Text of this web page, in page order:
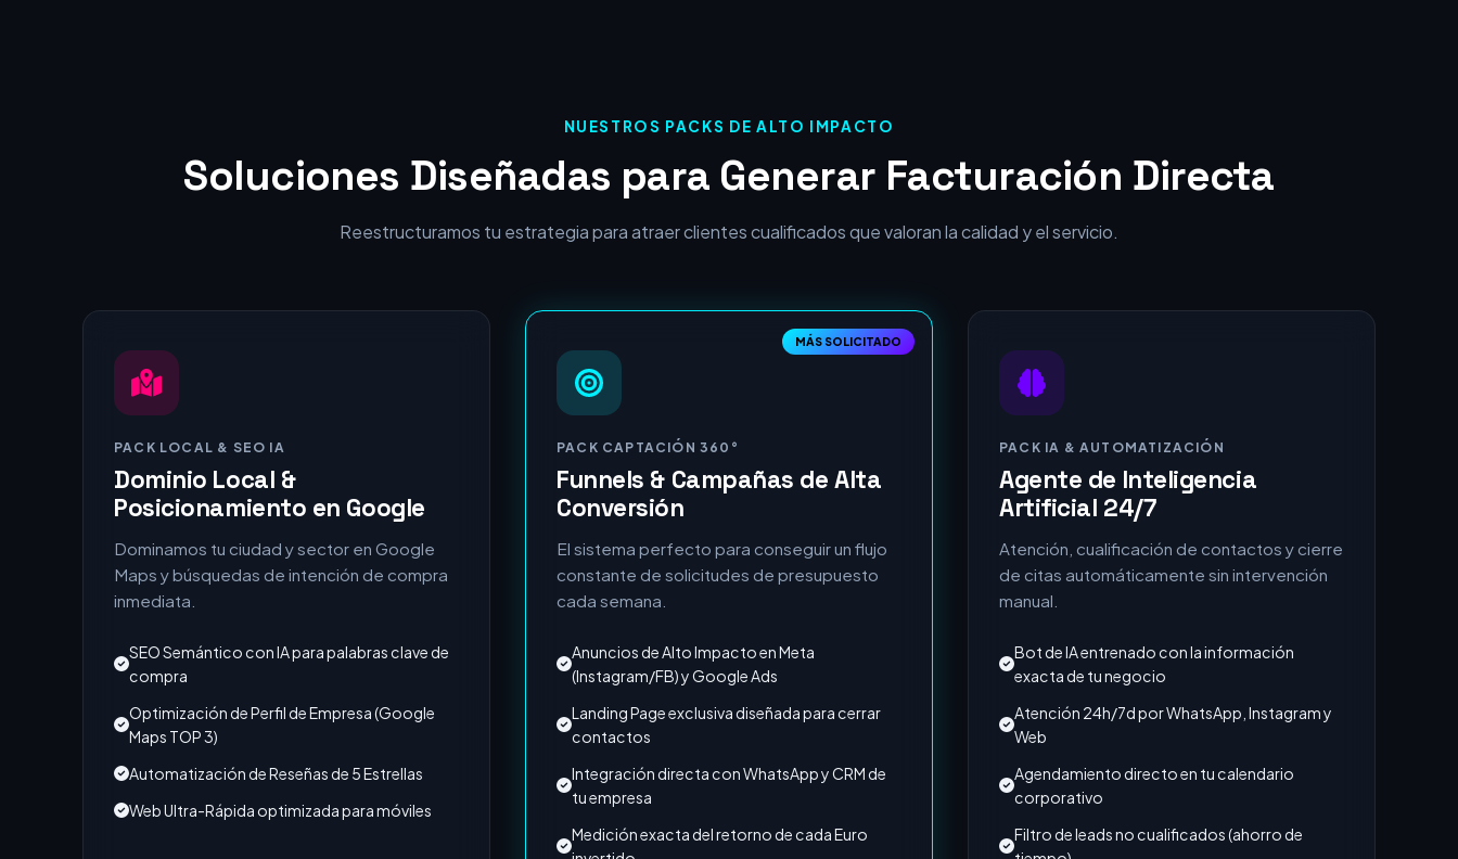
NUESTROS PACKS DE ALTO IMPACTO
Soluciones Diseñadas para Generar Facturación Directa
PACK LOCAL & SEO IA
Dominio Local &
Posicionamiento en Google
Dominamos tu ciudad y sector en Google
Maps y búsquedas de intención de compra
inmediata.
SEO Semántico con IA para palabras clave de
compra
Optimización de Perfil de Empresa (Google
Maps TOP 3)
PACK CAPTACIÓN 360°
Funnels & Campañas de Alta
Conversión
El sistema perfecto para conseguir un flujo
cada semana.
Anuncios de Alto Impacto en Meta
(Instagram/FB) y Google Ads
Landing Page exclusiva diseñada para cerrar
contactos
Integración directa con WhatsApp y CRM de
PACK IA & AUTOMATIZACIÓN
Agente de Inteligencia
Artificial 24/7
Atención, cualificación de contactos y cierre
de citas automáticamente sin intervención
manual.
Bot de IA entrenado con la información
exacta de tu negocio
Atención 24h/7d por WhatsApp, Instagram y
Web
Agendamiento directo en tu calendario